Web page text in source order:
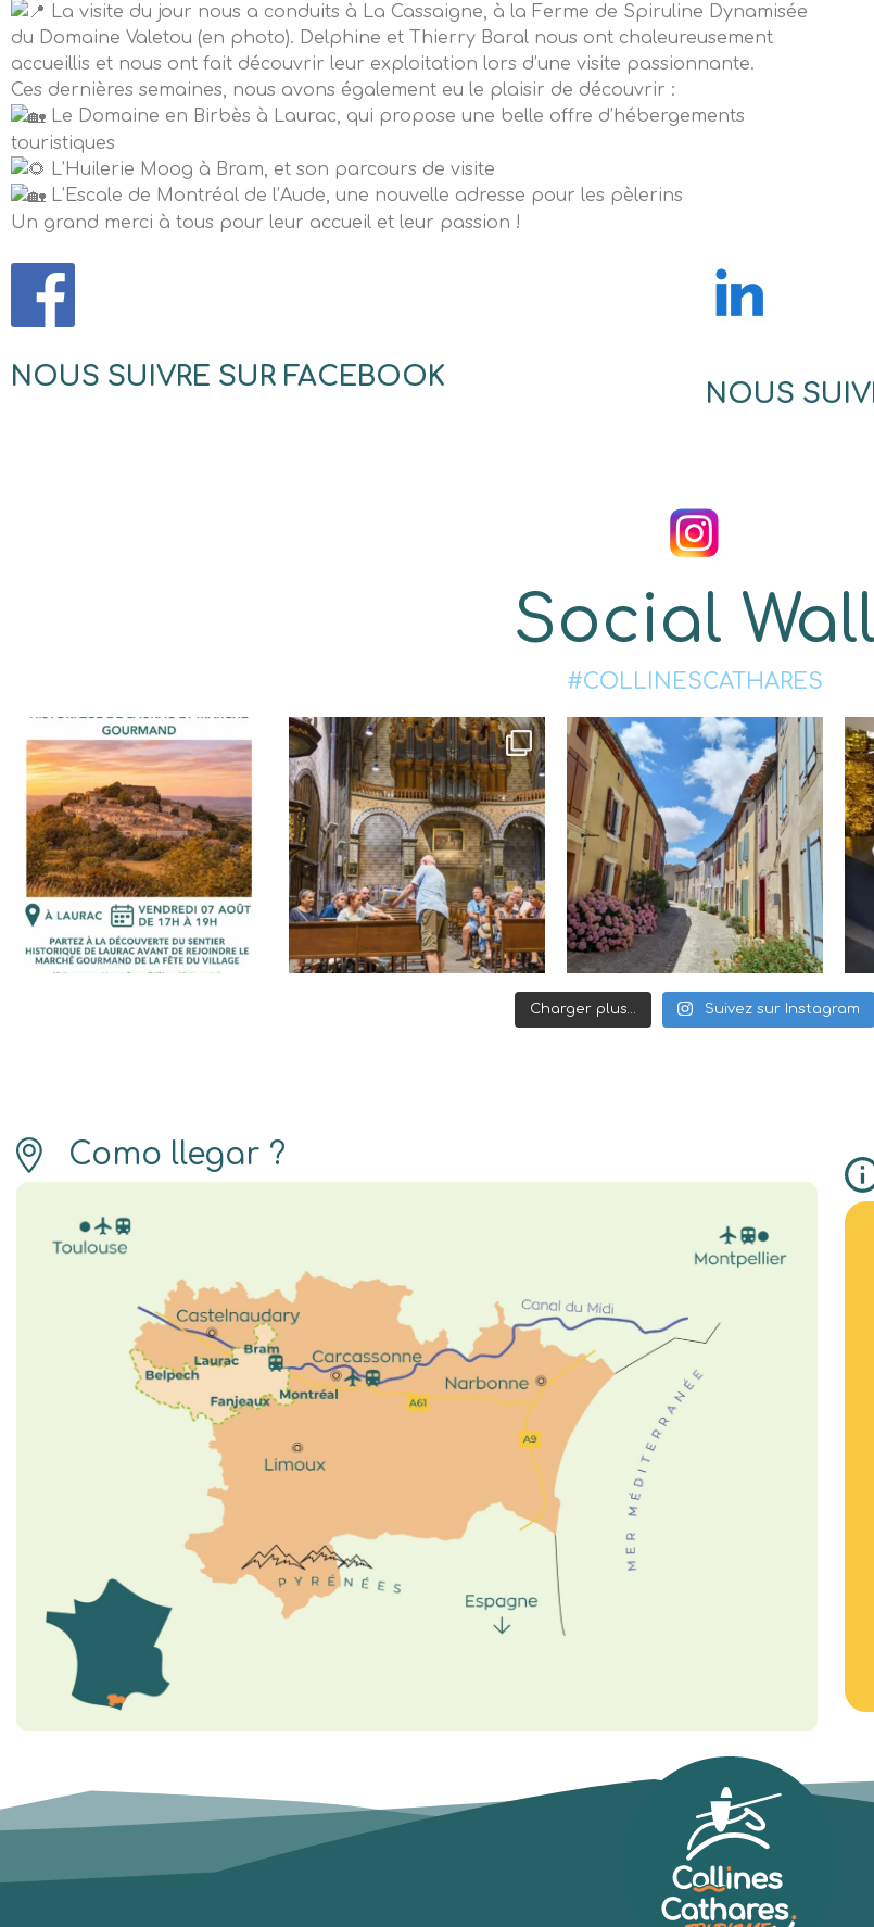
La visite du jour nous a conduits à La Cassaigne, à la Ferme de Spiruline Dynamisée
du Domaine Valetou (en photo). Delphine et Thierry Baral nous ont chaleureusement
accueillis et nous ont fait découvrir leur exploitation lors d’une visite passionnante.
Ces dernières semaines, nous avons également eu le plaisir de découvrir :
Le Domaine en Birbès à Laurac, qui propose une belle offre d’hébergements
touristiques
L’Huilerie Moog à Bram, et son parcours de visite
L’Escale de Montréal de l’Aude, une nouvelle adresse pour les pèlerins
Un grand merci à tous pour leur accueil et leur passion !
NOUS SUIVRE SUR FACEBOOK
NOUS
Social Wall
#COLLINESCATHARES
Charger plus… Suivez sur Instagram
Como llegar ?